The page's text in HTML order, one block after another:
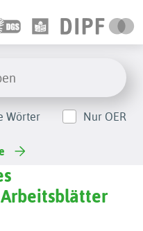
Wörter Nur OER